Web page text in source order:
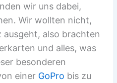
wir uns dabei,
Wir wollten nicht,
ausgeht, also brachten
und alles, was
besonderen
einer GoPro bis zu